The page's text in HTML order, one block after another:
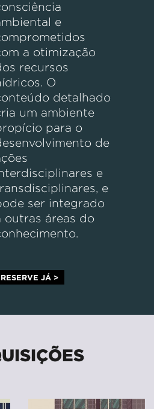
e
a otimização
recursos
O
detalhado
um ambiente
para o
de
e
e
ser integrado
outras áreas do
RESERVE JÁ >